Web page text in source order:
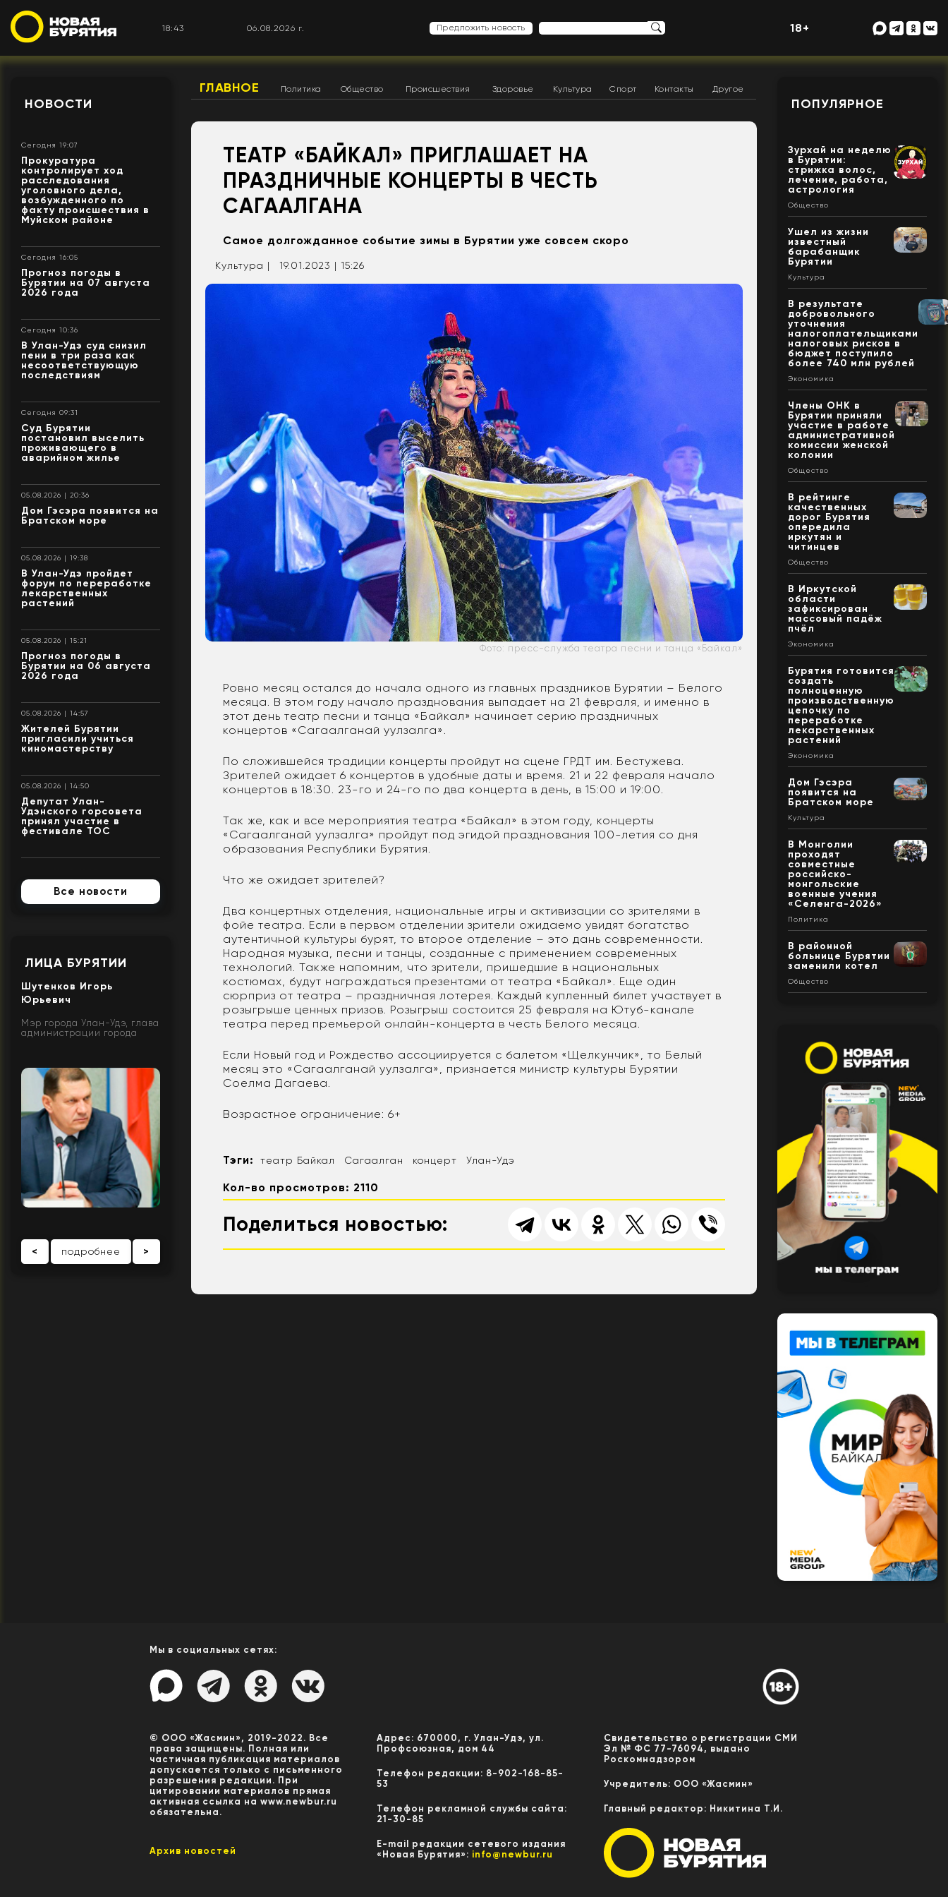
18:43 06.08.2026 г. Предложить новость 18+
НОВОСТИ
Сегодня 19:07
Прокуратура
контролирует ход
расследования
уголовного дела,
возбужденного по
факту происшествия в
Муйском районе
Сегодня 16:05
Прогноз погоды в
Бурятии на 07 августа
2026 года
Сегодня 10:36
В Улан-Удэ суд снизил
пени в три раза как
несоответствующую
последствиям
Сегодня 09:31
Суд Бурятии
постановил выселить
проживающего в
аварийном жилье
05.08.2026 | 20:36
Дом Гэсэра появится на
Братском море
05.08.2026 | 19:38
В Улан-Удэ пройдет
форум по переработке
лекарственных
растений
05.08.2026 | 15:21
Прогноз погоды в
Бурятии на 06 августа
2026 года
05.08.2026 | 14:57
Жителей Бурятии
пригласили учиться
киномастерству
05.08.2026 | 14:50
Депутат Улан-
Удэнского горсовета
принял участие в
фестивале ТОС
Все новости
ЛИЦА БУРЯТИИ
Шутенков Игорь
Юрьевич
Мэр города Улан-Удэ, глава
администрации города
< подробнее >
ГЛАВНОЕ Политика Общество Происшествия Здоровье Культура Спорт Контакты Другое
ТЕАТР «БАЙКАЛ» ПРИГЛАШАЕТ НА
ПРАЗДНИЧНЫЕ КОНЦЕРТЫ В ЧЕСТЬ
САГААЛГАНА
Самое долгожданное событие зимы в Бурятии уже совсем скоро
Культура | 19.01.2023 | 15:26
Фото: пресс-служба театра песни и танца «Байкал»
Ровно месяц остался до начала одного из главных праздников Бурятии – Белого
месяца. В этом году начало празднования выпадает на 21 февраля, и именно в
этот день театр песни и танца «Байкал» начинает серию праздничных
концертов «Сагаалганай уулзалга».
По сложившейся традиции концерты пройдут на сцене ГРДТ им. Бестужева.
Зрителей ожидает 6 концертов в удобные даты и время. 21 и 22 февраля начало
концертов в 18:30. 23-го и 24-го по два концерта в день, в 15:00 и 19:00.
Так же, как и все мероприятия театра «Байкал» в этом году, концерты
«Сагаалганай уулзалга» пройдут под эгидой празднования 100-летия со дня
образования Республики Бурятия.
Что же ожидает зрителей?
Два концертных отделения, национальные игры и активизации со зрителями в
фойе театра. Если в первом отделении зрители ожидаемо увидят богатство
аутентичной культуры бурят, то второе отделение – это дань современности.
Народная музыка, песни и танцы, созданные с применением современных
технологий. Также напомним, что зрители, пришедшие в национальных
костюмах, будут награждаться презентами от театра «Байкал». Еще один
сюрприз от театра – праздничная лотерея. Каждый купленный билет участвует в
розыгрыше ценных призов. Розыгрыш состоится 25 февраля на Ютуб-канале
театра перед премьерой онлайн-концерта в честь Белого месяца.
Если Новый год и Рождество ассоциируется с балетом «Щелкунчик», то Белый
месяц это «Сагаалганай уулзалга», признается министр культуры Бурятии
Соелма Дагаева.
Возрастное ограничение: 6+
Тэги: театр Байкал Сагаалган концерт Улан-Удэ
Кол-во просмотров: 2110
Поделиться новостью:
ПОПУЛЯРНОЕ
Зурхай на неделю
в Бурятии:
стрижка волос,
лечение, работа,
астрология
Общество
Ушел из жизни
известный
барабанщик
Бурятии
Культура
В результате
добровольного
уточнения
налогоплательщиками
налоговых рисков в
бюджет поступило
более 740 млн рублей
Экономика
Члены ОНК в
Бурятии приняли
участие в работе
административной
комиссии женской
колонии
Общество
В рейтинге
качественных
дорог Бурятия
опередила
иркутян и
читинцев
Общество
В Иркутской
области
зафиксирован
массовый падёж
пчёл
Экономика
Бурятия готовится
создать
полноценную
производственную
цепочку по
переработке
лекарственных
растений
Экономика
Дом Гэсэра
появится на
Братском море
Культура
В Монголии
проходят
совместные
российско-
монгольские
военные учения
«Селенга-2026»
Политика
В районной
больнице Бурятии
заменили котел
Общество
Мы в социальных сетях:
© ООО «Жасмин», 2019-2022. Все
права защищены. Полная или
частичная публикация материалов
допускается только с письменного
разрешения редакции. При
цитировании материалов прямая
активная ссылка на www.newbur.ru
обязательна.
Архив новостей
Адрес: 670000, г. Улан-Удэ, ул.
Профсоюзная, дом 44
Телефон редакции: 8-902-168-85-
53
Телефон рекламной службы сайта:
21-30-85
E-mail редакции сетевого издания
«Новая Бурятия»: info@newbur.ru
Свидетельство о регистрации СМИ
Эл № ФС 77-76094, выдано
Роскомнадзором
Учредитель: ООО «Жасмин»
Главный редактор: Никитина Т.И.